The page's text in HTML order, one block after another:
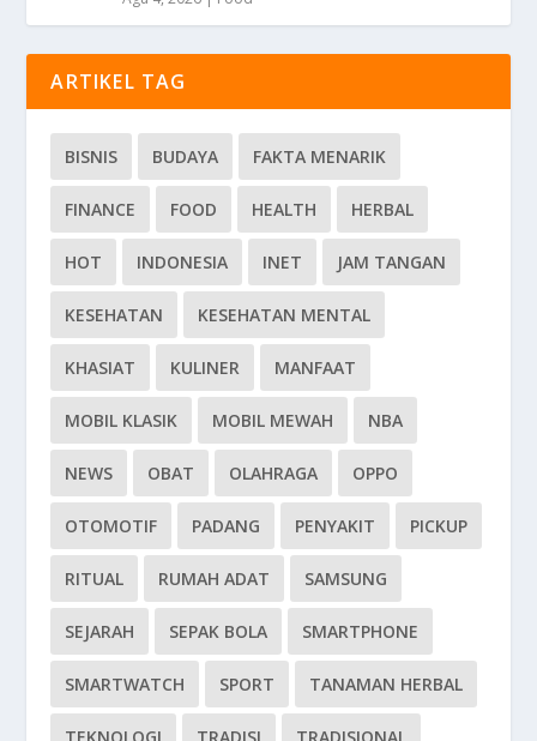
ARTIKEL TAG
BISNIS BUDAYA FAKTA MENARIK
FINANCE FOOD HEALTH HERBAL
HOT INDONESIA INET JAM TANGAN
KESEHATAN KESEHATAN MENTAL
KHASIAT KULINER MANFAAT
MOBIL KLASIK MOBIL MEWAH NBA
NEWS OBAT OLAHRAGA OPPO
OTOMOTIF PADANG PENYAKIT PICKUP
RITUAL RUMAH ADAT SAMSUNG
SEJARAH SEPAK BOLA SMARTPHONE
SMARTWATCH SPORT TANAMAN HERBAL